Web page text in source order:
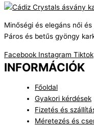
Minőségi és elegáns női
Páros és betűs gyöngy
Facebook Instagram Tiktok
INFORMÁCIÓK
Főoldal
Gyakori kérdések
Fizetés és
Méretezés és